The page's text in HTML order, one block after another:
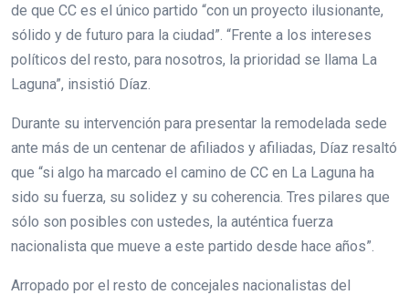
de que CC es el único partido “con un proyecto ilusionante,
sólido y de futuro para la ciudad”. “Frente a los intereses
políticos del resto, para nosotros, la prioridad se llama La
Laguna”, insistió Díaz.
Durante su intervención para presentar la remodelada sede
ante más de un centenar de afiliados y afiliadas, Díaz resaltó
que “si algo ha marcado el camino de CC en La Laguna ha
sido su fuerza, su solidez y su coherencia. Tres pilares que
sólo son posibles con ustedes, la auténtica fuerza
nacionalista que mueve a este partido desde hace años”.
Arropado por el resto de concejales nacionalistas del